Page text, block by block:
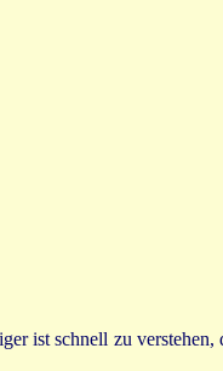
ist schnell zu